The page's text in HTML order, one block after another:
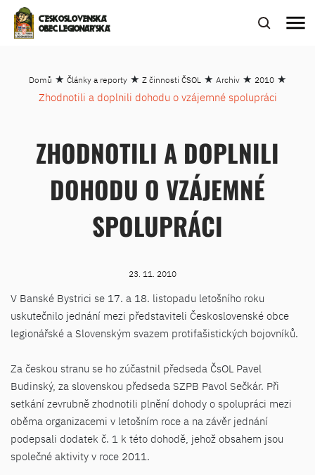
ČESKOSLOVENSKÁ
OBEC LEGIONÁŘSKÁ
menu
Domů ★ Články a reporty ★ Z činnosti ČSOL ★ Archiv ★ 2010 ★
Zhodnotili a doplnili dohodu o vzájemné spolupráci
ZHODNOTILI A DOPLNILI
DOHODU O VZÁJEMNÉ
SPOLUPRÁCI
23. 11. 2010
V Banské Bystrici se 17. a 18. listopadu letošního roku
uskutečnilo jednání mezi představiteli Československé obce
legionářské a Slovenským svazem protifašistických bojovníků.
Za českou stranu se ho zúčastnil předseda ČsOL Pavel
Budinský, za slovenskou předseda SZPB Pavol Sečkár. Při
setkání zevrubně zhodnotili plnění dohody o spolupráci mezi
oběma organizacemi v letošním roce a na závěr jednání
podepsali dodatek č. 1 k této dohodě, jehož obsahem jsou
společné aktivity v roce 2011.